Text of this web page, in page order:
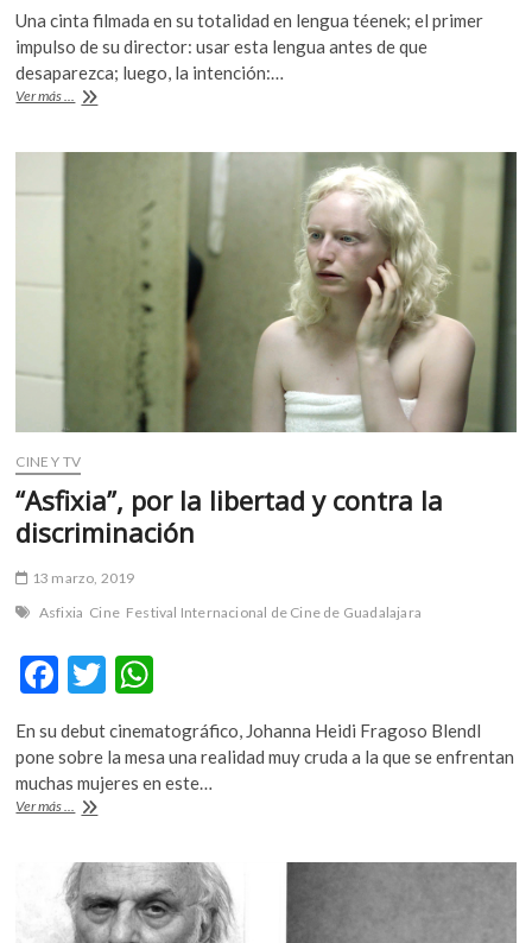
e
b
o
o
k
itt
er
at
s
p
p
Una cinta filmada en su totalidad en lengua téenek; el primer
impulso de su director: usar esta lengua antes de que
desaparezca; luego, la intención:…
Ver más ...
“At’
y
CINE Y TV
“Asfixia”, por la libertad y contra la
discriminación
13 marzo, 2019
Asfixia Cine Festival Internacional de Cine de Guadalajara
F
e
b
o
o
k
T
itt
er
at
s
p
p
En su debut cinematográfico, Johanna Heidi Fragoso Blendl
pone sobre la mesa una realidad muy cruda a la que se enfrentan
muchas mujeres en este…
Ver más ...
“Asfixia”,
libertad
y
contra
la